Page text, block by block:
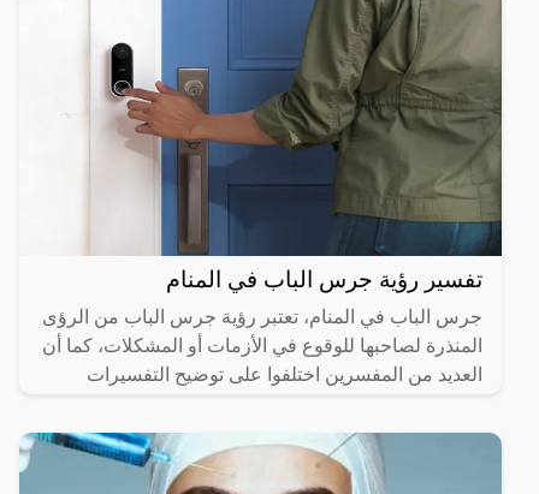
تفسير رؤية جرس الباب في المنام
جرس الباب في المنام، تعتبر رؤية جرس الباب من الرؤى
المنذرة لصاحبها للوقوع في الأزمات أو المشكلات، كما أن
العديد من المفسرين اختلفوا على توضيح التفسيرات